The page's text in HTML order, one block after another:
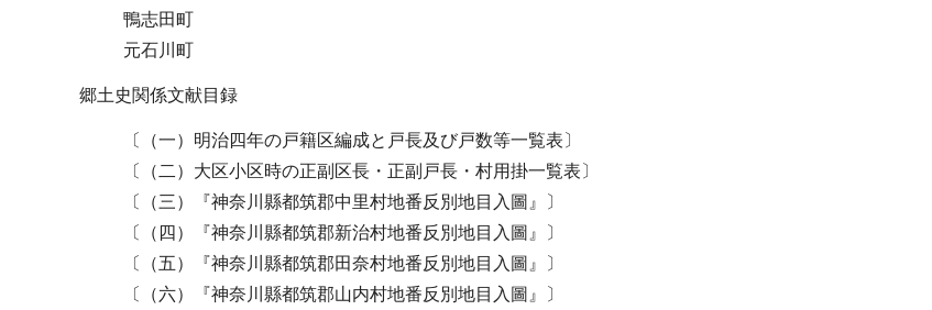
鴨志田町
元石川町
郷土史関係文献目録
〔（一）明治四年の戸籍区編成と戸長及び戸数等一覧表〕
〔（二）大区小区時の正副区長・正副戸長・村用掛一覧表〕
〔（三）『神奈川縣都筑郡中里村地番反別地目入圖』〕
〔（四）『神奈川縣都筑郡新治村地番反別地目入圖』〕
〔（五）『神奈川縣都筑郡田奈村地番反別地目入圖』〕
〔（六）『神奈川縣都筑郡山内村地番反別地目入圖』〕